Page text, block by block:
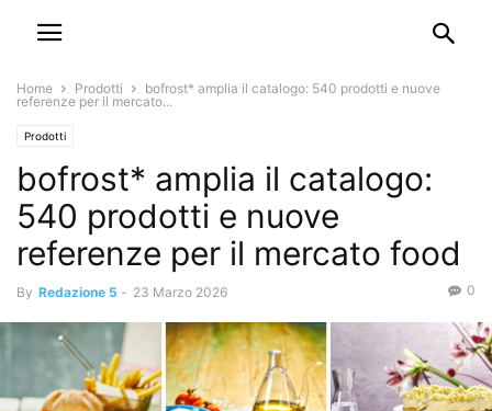
Home Prodotti
bofrost* amplia il catalogo: 540 prodotti e nuove
referenze per il mercato...
Prodotti
bofrost* amplia il catalogo:
540 prodotti e nuove
referenze per il mercato food
By Redazione 5 - 23 Marzo 2026 0